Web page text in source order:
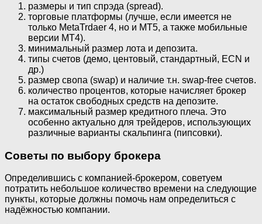
размеры и тип спрэда (spread).
торговые платформы (лучше, если имеется не
только MetaTrdaer 4, но и МТ5, а также мобильные
версии МТ4).
минимальный размер лота и депозита.
типы счетов (демо, центовый, стандартный, ECN и
др.)
размер свопа (swap) и наличие т.н. swap-free счетов.
количество процентов, которые начисляет брокер
на остаток свободных средств на депозите.
максимальный размер кредитного плеча. Это
особенно актуально для трейдеров, использующих
различные варианты скальпинга (пипсовки).
Советы по выбору брокера
Определившись с компанией-брокером, советуем
потратить небольшое количество времени на следующие
пункты, которые должны помочь нам определиться с
надёжностью компании.